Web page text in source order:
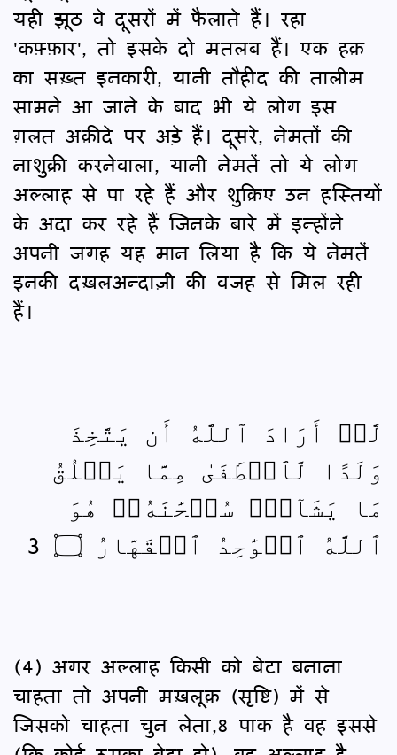
यही झूठ वे दूसरों में फैलाते हैं। रहा
'कफ़्फ़ार', तो इसके दो मतलब हैं। एक हक़
का सख़्त इनकारी, यानी तौहीद की तालीम
सामने आ जाने के बाद भी ये लोग इस
ग़लत अक़ीदे पर अड़े हैं। दूसरे, नेमतों की
नाशुक्री करनेवाला, यानी नेमतें तो ये लोग
अल्लाह से पा रहे हैं और शुक्रिए उन हस्तियों
के अदा कर रहे हैं जिनके बारे में इन्होंने
अपनी जगह यह मान लिया है कि ये नेमतें
इनकी दख़लअन्दाज़ी की वजह से मिल रही
हैं।
لَّوۡ أَرَادَ ٱللَّهُ أَن يَتَّخِذَ
وَلَدًا لَّٱصۡطَفَىٰ مِمَّا يَخۡلُقُ
مَا يَشَآءُۚ سُبۡحَٰنَهُۥۖ هُوَ
ٱللَّهُ ٱلۡوَٰحِدُ ٱلۡقَهَّارُ ۝ 3
(4) अगर अल्लाह किसी को बेटा बनाना
चाहता तो अपनी मख़लूक़ (सृष्टि) में से
जिसको चाहता चुन लेता,8 पाक है वह इससे